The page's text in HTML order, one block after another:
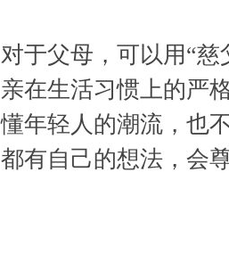
对于父母，可以用“
亲在生活习惯上的严
懂年轻人的潮流，也
都有自己的想法，会